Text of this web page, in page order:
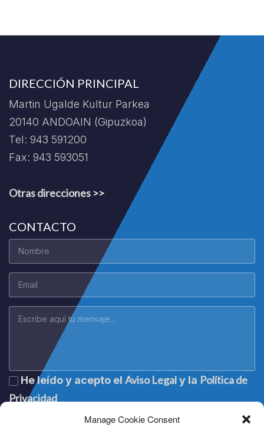
Manage Cookie Consent
DIRECCIÓN PRINCIPAL
Martin Ugalde Kultur Parkea
20140 ANDOAIN (Gipuzkoa)
Tel: 943 591200
Fax: 943 593051
Otras direcciones >>
CONTACTO
He leído y acepto el Aviso Legaly la Política de
Privacidad